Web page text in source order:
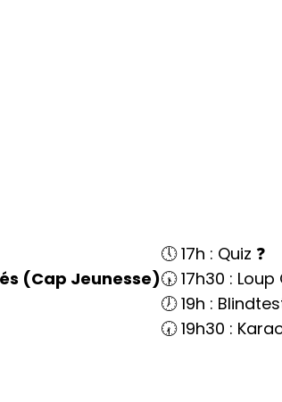
(Cap Jeunesse)
🕔 17h : Quiz ❓
🕠 17h30 :
🕖 19h :
🕢 19h30 :